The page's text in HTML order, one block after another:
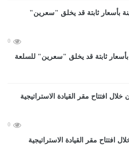
0
بأسعار ثابتة قد يخلق "سعرين" للسلعة
0
مقر القيادة الاستراتيجية